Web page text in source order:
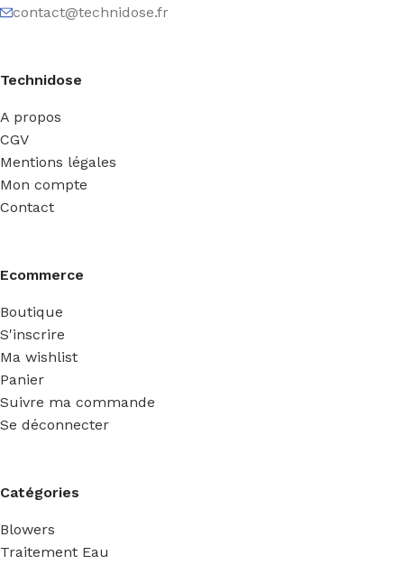
contact@technidose.fr
Technidose
A propos
CGV
Mentions légales
Mon compte
Contact
Ecommerce
Boutique
S'inscrire
Ma wishlist
Panier
Suivre ma commande
Se déconnecter
Catégories
Blowers
Traitement Eau